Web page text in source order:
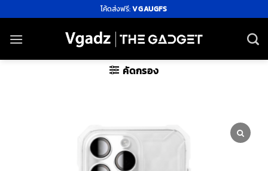
ไป
ยัง
โค้ดส่งฟรี:VGAUGFS
คัดกรอง